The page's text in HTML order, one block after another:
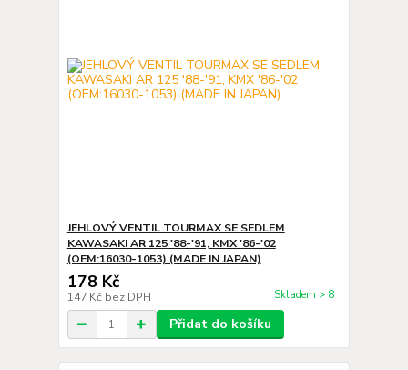
JEHLOVÝ VENTIL TOURMAX SE SEDLEM
KAWASAKI AR 125 '88-'91, KMX '86-'02
(OEM:16030-1053) (MADE IN JAPAN)
178 Kč
147 Kč bez DPH Skladem > 8
Přidat do košíku